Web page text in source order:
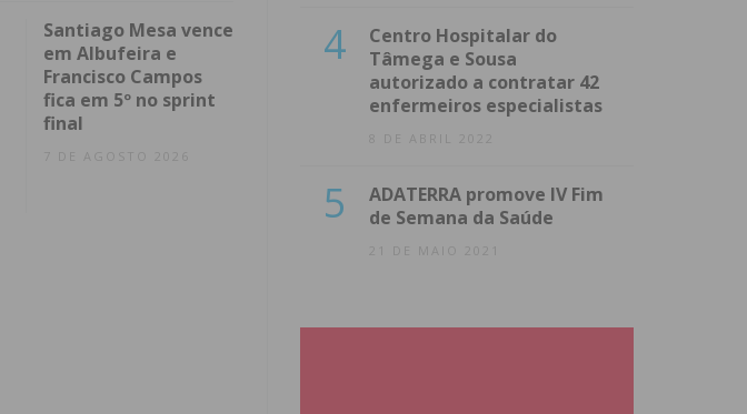
Santiago Mesa vence
em Albufeira e
Francisco Campos
fica em 5º no sprint
final
7 DE AGOSTO 2026
4
Centro Hospitalar do
Tâmega e Sousa
autorizado a contratar 42
enfermeiros especialistas
8 DE ABRIL 2022
5
ADATERRA promove IV Fim
de Semana da Saúde
21 DE MAIO 2021